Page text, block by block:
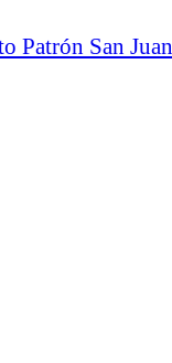
Patrón San Juan